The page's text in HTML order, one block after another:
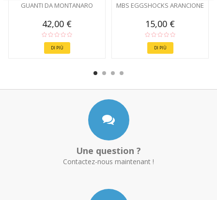
GUANTI DA MONTANARO
42,00 €
DI PIÙ
MBS EGGSHOCKS ARANCIONE
15,00 €
DI PIÙ
Une question ?
Contactez-nous maintenant !